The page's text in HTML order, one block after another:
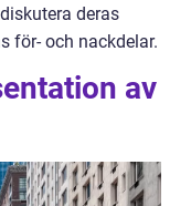
deras
för- och nackdelar.
av